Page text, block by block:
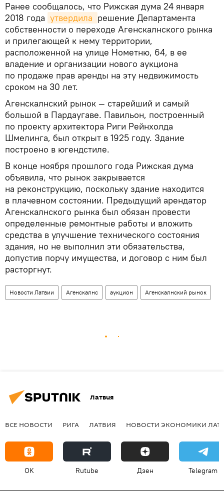
Ранее сообщалось, что Рижская дума 24 января
2018 года утвердила решение Департамента
собственности о переходе Агенскалнского рынка
и прилегающей к нему территории,
расположенной на улице Нометню, 64, в ее
владение и организации нового аукциона
по продаже прав аренды на эту недвижимость
сроком на 30 лет.
Агенскалнский рынок — старейший и самый
большой в Пардаугаве. Павильон, построенный
по проекту архитектора Риги Рейнхолда
Шмелинга, был открыт в 1925 году. Здание
построено в югендстиле.
В конце ноября прошлого года Рижская дума
объявила, что рынок закрывается
на реконструкцию, поскольку здание находится
в плачевном состоянии. Предыдущий арендатор
Агенскалнского рынка был обязан провести
определенные ремонтные работы и вложить
средства в улучшение технического состояния
здания, но не выполнил эти обязательства,
допустив порчу имущества, и договор с ним был
расторгнут.
Новости Латвии Агенскалнс аукцион Агенскалнский рынок
Латвия
ВСЕ НОВОСТИ РИГА ЛАТВИЯ НОВОСТИ ЭКОНОМИКИ
OK Rutube Дзен Telegram